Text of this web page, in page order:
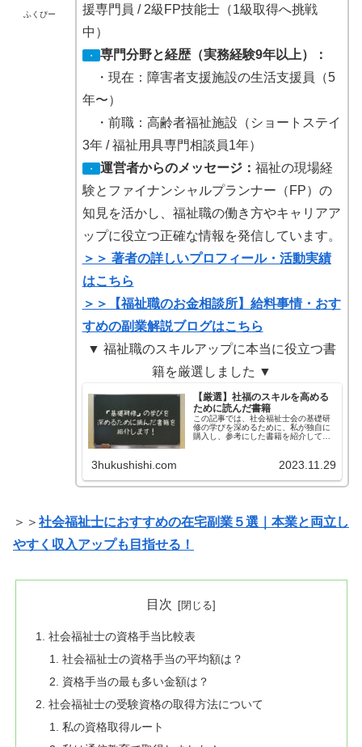
ふくぴー
援専門員 / 2級FP技能士（1級取得へ挑戦
中）
・
専門分野と経歴（実務経験9年以上）：
・現在：障害者支援施設の生活支援員（5
年〜）
・前職：高齢者福祉施設（ショートステイ
3年 / 福祉用具専門相談員1年）
・ 運営者からのメッセージ： 福祉の現場経
験とファイナンシャルプランナー（FP）の
知見を活かし、福祉職の働き方やキャリアア
ップに役立つ正確な情報を発信しています。
＞＞ 著者の詳しいプロフィール・活動実績
はこちら
＞＞【福祉職のお金相談所】給料事情・おす
すめの副業解説ブログはこちら
▼ 福祉職のスキルアップに本当に役立つ書
籍を厳選しました ▼
【厳選】社福のスキルを高める
ために読んだ書籍
この記事では、社会福祉士会の基礎研
修の学びを深めるために、私が独自に
購入し、参考にした書籍を紹介してい
3hukushishi.com 2023.11.29
＞＞ 社会福祉士におすすめの在宅副業５選｜本業と両立し
やすく収入アップも目指せる！
目次
社会福祉士の資格手当比較表
社会福祉士の資格手当の平均額は？
資格手当の最も多い金額は？
社会福祉士の受験資格の取得方法について
私の資格取得ルート